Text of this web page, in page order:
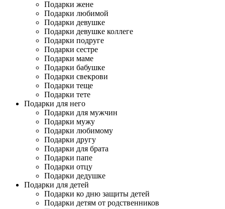
Подарки жене
Подарки любимой
Подарки девушке
Подарки девушке коллеге
Подарки подруге
Подарки сестре
Подарки маме
Подарки бабушке
Подарки свекрови
Подарки теще
Подарки тете
Подарки для него
Подарки для мужчин
Подарки мужу
Подарки любимому
Подарки другу
Подарки для брата
Подарки папе
Подарки отцу
Подарки дедушке
Подарки для детей
Подарки ко дню защиты детей
Подарки детям от родственников